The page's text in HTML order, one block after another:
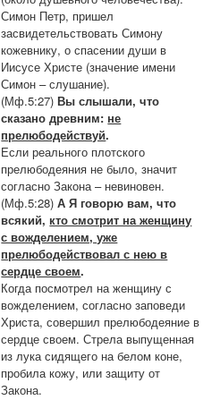
Симон Петр, пришел
засвидетельствовать Симону
кожевнику, о спасении души в
Иисусе Христе (значение имени
Симон – слушание).
(Мф.5:27)Вы слышали, что
сказано древним: не
прелюбодействуй.
Если реального плотского
прелюбодеяния не было, значит
согласно Закона – невиновен.
(Мф.5:28)А Я говорю вам, что
всякий, кто смотрит на женщину
с вожделением, уже
прелюбодействовал с нею в
сердце своем.
Когда посмотрел на женщину с
вожделением, согласно заповеди
Христа, совершил прелюбодеяние в
сердце своем. Стрела выпущенная
из лука сидящего на белом коне,
пробила кожу, или защиту от
Закона.